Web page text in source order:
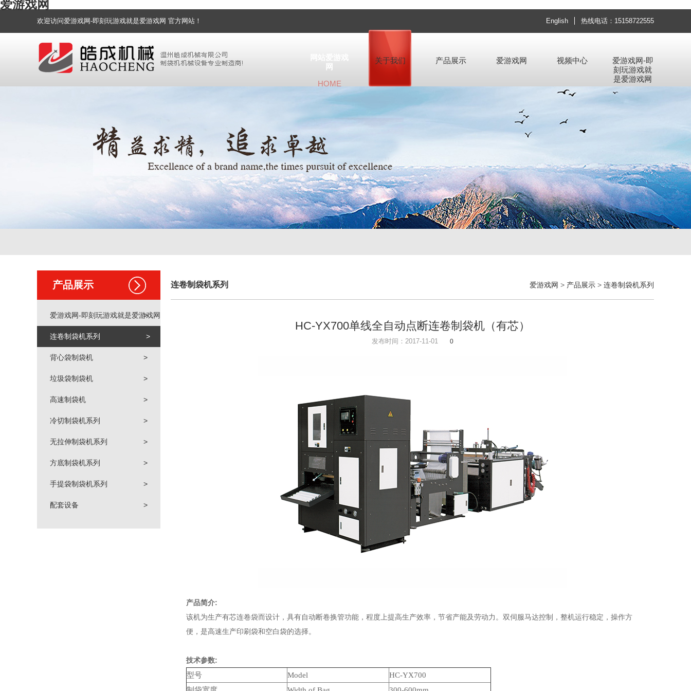
爱游戏网
欢迎访问爱游戏网-即刻玩游戏就是爱游戏网 官方网站！ English 热线电话：15158722555
网
HOME
关于我们 产品展示 爱游戏网 视频中心
爱游戏网-即
刻玩游戏就
是爱游戏网
产品展示
爱游戏网-即刻玩游戏就是爱游戏网
>
连卷制袋机系列 >
背心袋制袋机 >
垃圾袋制袋机 >
高速制袋机 >
冷切制袋机系列 >
无拉伸制袋机系列 >
方底制袋机系列 >
手提袋制袋机系列 >
配套设备 >
连卷制袋机系列 爱游戏网 > 产品展示 > 连卷制袋机系列
HC-YX700单线全自动点断连卷制袋机（有芯）
发布时间：2017-11-01 0
产品简介:
该机为生产有芯连卷袋而设计，具有自动断卷换管功能，程度上提高生产效率，节省产能及劳动力。双伺服马达控制，整机运行稳定，操作方
便，是高速生产印刷袋和空白袋的选择。
技术参数:
型号
Model HC-YX700